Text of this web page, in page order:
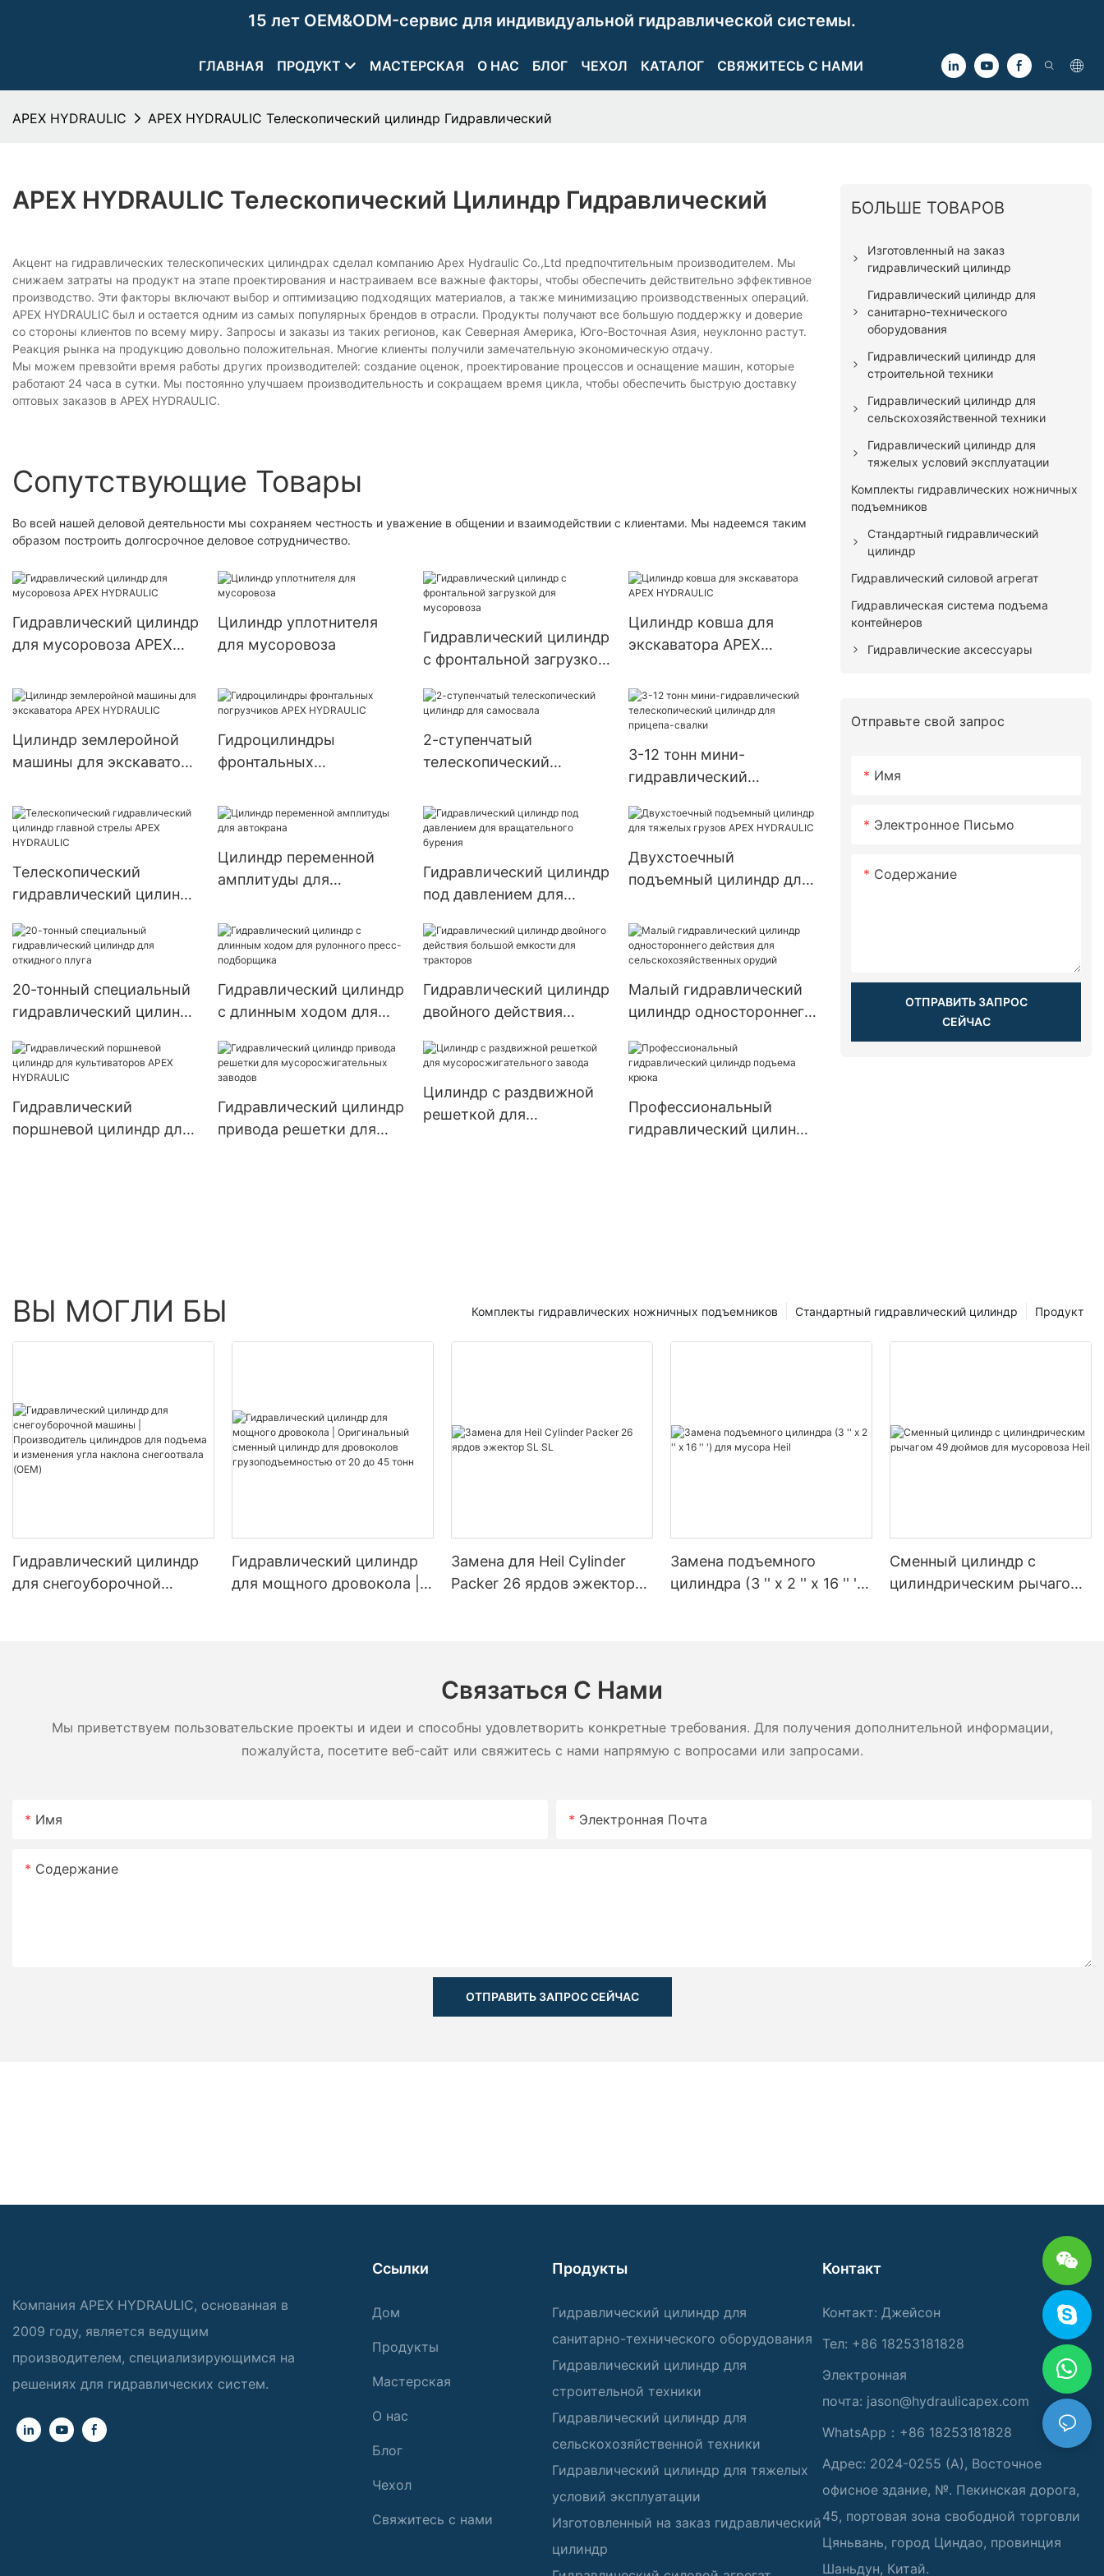
15 лет OEM&ODM-сервис для индивидуальной гидравлической системы.
ГЛАВНАЯ ПРОДУКТ МАСТЕРСКАЯ О НАС БЛОГ ЧЕХОЛ КАТАЛОГ СВЯЖИТЕСЬ С НАМИ
APEX HYDRAULIC APEX HYDRAULIC Телескопический цилиндр Гидравлический
APEX HYDRAULIC Телескопический Цилиндр Гидравлический
Акцент на гидравлических телескопических цилиндрах сделал компанию Apex Hydraulic Co.,Ltd предпочтительным производителем. Мы
снижаем затраты на продукт на этапе проектирования и настраиваем все важные факторы, чтобы обеспечить действительно эффективное
производство. Эти факторы включают выбор и оптимизацию подходящих материалов, а также минимизацию производственных операций.
APEX HYDRAULIC был и остается одним из самых популярных брендов в отрасли. Продукты получают все большую поддержку и доверие
со стороны клиентов по всему миру. Запросы и заказы из таких регионов, как Северная Америка, Юго-Восточная Азия, неуклонно растут.
Реакция рынка на продукцию довольно положительная. Многие клиенты получили замечательную экономическую отдачу.
Мы можем превзойти время работы других производителей: создание оценок, проектирование процессов и оснащение машин, которые
работают 24 часа в сутки. Мы постоянно улучшаем производительность и сокращаем время цикла, чтобы обеспечить быструю доставку
оптовых заказов в APEX HYDRAULIC.
Сопутствующие Товары
Во всей нашей деловой деятельности мы сохраняем честность и уважение в общении и взаимодействии с клиентами. Мы надеемся таким
образом построить долгосрочное деловое сотрудничество.
Гидравлический цилиндр
для мусоровоза APEX
Цилиндр уплотнителя
для мусоровоза
Гидравлический цилиндр
с фронтальной загрузкой
Цилиндр ковша для
экскаватора APEX
Цилиндр землеройной
машины для экскаватора
Гидроцилиндры
фронтальных
HYDRAULIC
2-ступенчатый
телескопический
3-12 тонн мини-
гидравлический
цилиндр для прицепа-
Телескопический
гидравлический цилиндр
HYDRAULIC
Цилиндр переменной
амплитуды для
Гидравлический цилиндр
под давлением для
Двухстоечный
подъемный цилиндр для
HYDRAULIC
20-тонный специальный
гидравлический цилиндр
Гидравлический цилиндр
с длинным ходом для
подборщика
Гидравлический цилиндр
двойного действия
тракторов
Малый гидравлический
цилиндр одностороннего
сельскохозяйственных
орудий
Гидравлический
поршневой цилиндр для
Гидравлический цилиндр
привода решетки для
Цилиндр с раздвижной
решеткой для
Профессиональный
гидравлический цилиндр
БОЛЬШЕ ТОВАРОВ
Изготовленный на заказ
гидравлический цилиндр
Гидравлический цилиндр для
санитарно-технического
оборудования
Гидравлический цилиндр для
строительной техники
Гидравлический цилиндр для
сельскохозяйственной техники
Гидравлический цилиндр для
тяжелых условий эксплуатации
Комплекты гидравлических ножничных
подъемников
Стандартный гидравлический
цилиндр
Гидравлический силовой агрегат
Гидравлическая система подъема
контейнеров
Гидравлические аксессуары
Отправьте свой запрос
Имя
Электронное Письмо
Содержание
ОТПРАВИТЬ ЗАПРОС
СЕЙЧАС
ВЫ МОГЛИ БЫ Продукт
Стандартный гидравлический цилиндр
Комплекты гидравлических ножничных подъемников
Гидравлический цилиндр
для снегоуборочной
Гидравлический цилиндр
для мощного дровокола |
Замена для Heil Cylinder
Packer 26 ярдов эжектор
Замена подъемного
цилиндра (3 '' x 2 '' x 16 '' ')
Сменный цилиндр с
цилиндрическим рычагом
Связаться С Нами
Мы приветствуем пользовательские проекты и идеи и способны удовлетворить конкретные требования. Для получения дополнительной информации,
пожалуйста, посетите веб-сайт или свяжитесь с нами напрямую с вопросами или запросами.
Имя Электронная Почта
Содержание
ОТПРАВИТЬ ЗАПРОС СЕЙЧАС
Компания APEX HYDRAULIC, основанная в
2009 году, является ведущим
производителем, специализирующимся на
решениях для гидравлических систем.
Ссылки
Дом
Продукты
Мастерская
О нас
Блог
Чехол
Свяжитесь с нами
Продукты
Гидравлический цилиндр для
санитарно-технического оборудования
Гидравлический цилиндр для
строительной техники
Гидравлический цилиндр для
сельскохозяйственной техники
Гидравлический цилиндр для тяжелых
условий эксплуатации
Изготовленный на заказ гидравлический
цилиндр
Контакт
Контакт: Джейсон
Тел: +86 18253181828
Электронная
почта: jason@hydraulicapex.com
WhatsApp：+86 18253181828
Адрес: 2024-0255 (А), Восточное
офисное здание, №. Пекинская дорога,
45, портовая зона свободной торговли
Цяньвань, город Циндао, провинция
Шаньдун, Китай.